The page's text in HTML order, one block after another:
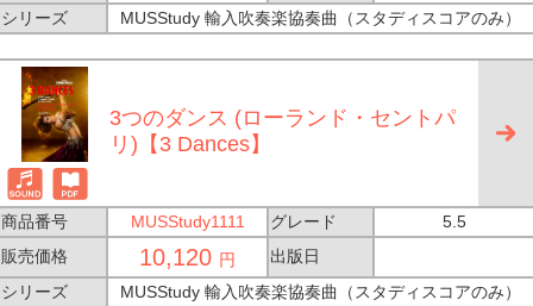
シリーズ
MUSStudy 輸入吹奏楽協奏曲（スタディスコアのみ）
3つのダンス (ローランド・セントパ
リ)【3 Dances】
商品番号 MUSStudy1111 グレード
5.5
販売価格
10,120 円
出版日
シリーズ
MUSStudy 輸入吹奏楽協奏曲（スタディスコアのみ）